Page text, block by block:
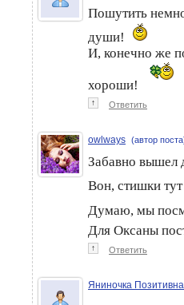
Пошутить
души!
И, конечно же
хороши!
↑ Ответить
owlways (автор
Забавно вышел
Вон, стишки
Думаю, мы
Для Оксаны
↑ Ответить
Яниночка